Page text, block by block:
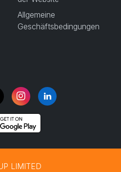
Allgemeine
Geschäftsbedingungen
LIMITED